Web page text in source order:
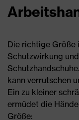
Die richtige Größe
Schutzwirkung
kann verrutschen
Ein zu kleiner
ermüdet die
Größe: